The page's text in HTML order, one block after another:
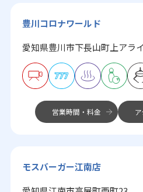
豊川コロナワールド
愛知県豊川市下長山町上アラ
営業時間・料金
モスバーガー江南店